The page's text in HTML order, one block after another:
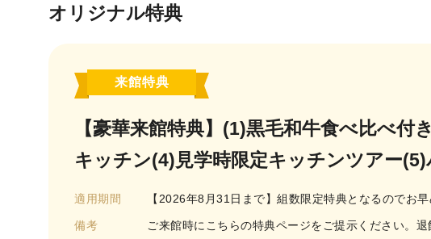
オリジナル特典
来館特典
【豪華来館特典】(1)黒毛和牛食べ比べ
キッチン(4)見学時限定キッチンツアー
適用期間 【2026年8月31日まで】組数限定特典となるのでお早
備考 ご来館時にこちらの特典ページをご提示ください。退